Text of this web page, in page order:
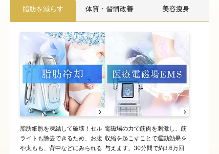
脂肪を減らす 体質・習慣改善 美容痩身
脂肪細胞を凍結して破壊！セル
ライトも除去できるため、お腹
や太もも、背中などにみられる
電磁場の力で筋肉を刺激し、筋
収縮を起こすことで運動効果を
与えます。30分間で約3.6万回